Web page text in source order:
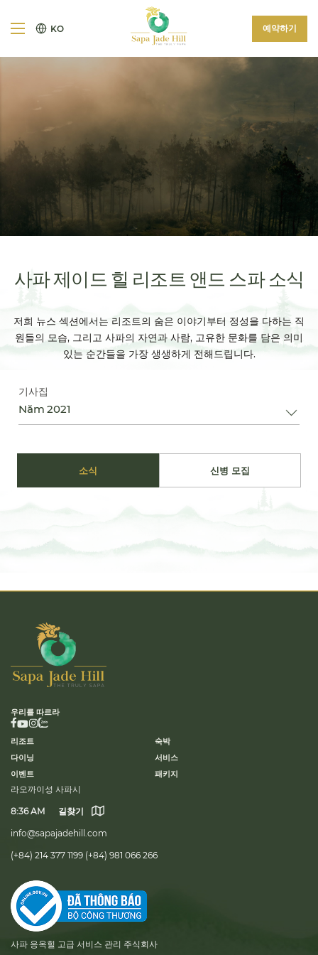
KO 예약하기
사파 제이드 힐 리조트 앤드 스파 소식
저희 뉴스 섹션에서는 리조트의 숨은 이야기부터 정성을 다하는 직
원들의 모습, 그리고 사파의 자연과 사람, 고유한 문화를 담은 의미
있는 순간들을 가장 생생하게 전해드립니다.
기사집
Năm 2021
소식 신병 모집
우리를 따르라
리조트
숙박
다이닝
서비스
이벤트
패키지
라오까이성 사파시
8:36 AM 길찾기
info@sapajadehill.com
(+84) 214 377 1199 (+84) 981 066 266
사파 응옥힐 고급 서비스 관리 주식회사